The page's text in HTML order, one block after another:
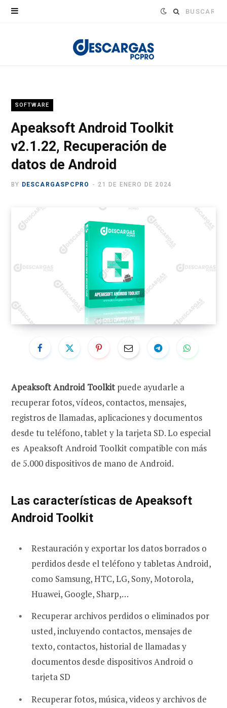
Buscar:
SOFTWARE
Apeaksoft Android Toolkit
v2.1.22, Recuperación de
datos de Android
BY DESCARGASPCPRO 21 DE ENERO DE 2024
Apeaksoft Android Toolkitpuede ayudarle a
recuperar fotos, vídeos, contactos, mensajes,
registros de llamadas, aplicaciones y documentos
desde tu teléfono, tablet y la tarjeta SD. Lo especial
es Apeaksoft Android Toolkit compatible con más
de 5.000 dispositivos de mano de Android.
Las características de Apeaksoft
Android Toolkit
Restauración y exportar los datos borrados o
perdidos desde el teléfono y tabletas Android,
como Samsung, HTC, LG, Sony, Motorola,
Huawei, Google, Sharp,…
Recuperar archivos perdidos o eliminados por
usted, incluyendo contactos, mensajes de
texto, contactos, historial de llamadas y
documentos desde dispositivos Android o
tarjeta SD
Recuperar fotos, música, videos y archivos de